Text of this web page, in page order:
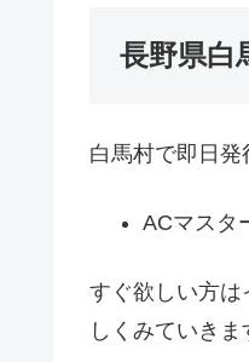
長野県白
白馬村で即日発
ACマスタ
すぐ欲しい方
しくみていきま